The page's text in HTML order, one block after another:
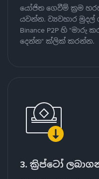
යෝජිත ගෙවීම් ක්‍රම
යවන්න. ව්‍යවහාර
Binance P2P හි
දෙන්න" ක්ලික් කරන්න.
3. ක්‍රිප්ටෝ